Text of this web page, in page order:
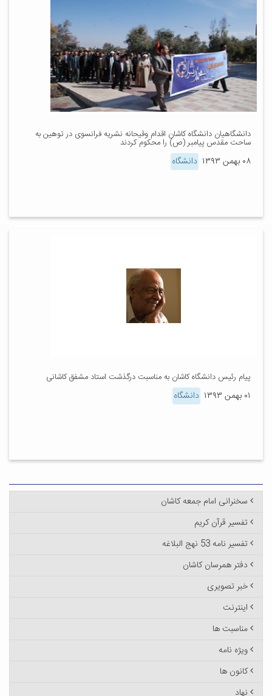
دانشگاهیان دانشگاه کاشان اقدام وقیحانه نشریه فرانسوی در توهین به
ساحت مقدس پیامبر (ص) را محکوم کردند
۰۸ بهمن ۱۳۹۳ دانشگاه
پیام رئیس دانشگاه کاشان به مناسبت درگذشت استاد مشفق کاشانی
۰۱ بهمن ۱۳۹۳ دانشگاه
سخنرانی امام جمعه کاشان
تفسیر قرآن کریم
تفسیر نامه 53 نهج البلاغه
دفتر همرسان کاشان
خبر تصویری
اینترنت
مناسبت ها
ویژه نامه
کانون ها
نهاد